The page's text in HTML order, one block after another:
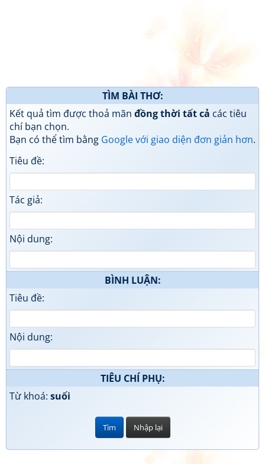
TÌM BÀI THƠ:
Kết quả tìm được thoả mãn đồng thời tất cả các tiêu
chí bạn chọn.
Bạn có thể tìm bằng Google với giao diện đơn giản hơn.
Tiêu đề:
Tác giả:
Nội dung:
BÌNH LUẬN:
Tiêu đề:
Nội dung:
TIÊU CHÍ PHỤ:
Từ khoá: suối